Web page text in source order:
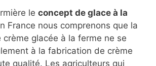
le concept de glace à la
France nous comprenons que la
glacée à la ferme ne se
à la fabrication de crème
qualité. Les agriculteurs qui